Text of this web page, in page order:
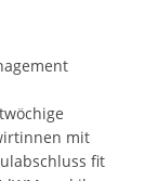
mit
fit